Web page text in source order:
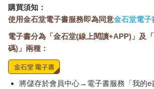
然而，我們往往無法直接觀察到，關心的事
定律。我們往往只能看到一個行為的某個瞬
發生的狀況。
第1章〈一張好圖勝過千言萬語〉中，我會說
表上，是瞭解事物狀況的絕佳切入方法。然
心使用，因為資料中的短期模式可能會誤導
預測。
購買須知：
使用金石堂電子書服務即為同意金石堂電子
電子書分為「金石堂(線上閱讀+APP)」及
碼)」兩種：
將儲存於會員中心→電子書服務「我的e